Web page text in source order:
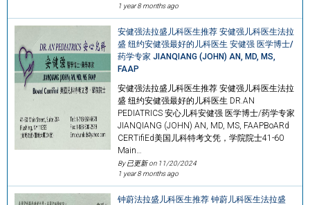
1 year 8 months ago
安健强法拉盛儿科医生推荐 安健强儿科医生法拉
盛 纽约安健强最好的儿科医生 安健强 医学博士/
药学专家 JIANQIANG (JOHN) AN, MD, MS,
FAAP
安健强法拉盛儿科医生推荐 安健强儿科医生法拉
盛 纽约安健强最好的儿科医生 DR.AN
PEDIATRICS 安心儿科安健强 医学博士/药学专家
JIANQIANG (JOHN) AN, MD, MS, FAAPBoARd
CERTifiEd美国儿科特考文凭，学院院士41-60
Main…
By 已更新 on 11/20/2024
1 year 8 months ago
钟蔚法拉盛儿科医生推荐 钟蔚儿科医生法拉盛